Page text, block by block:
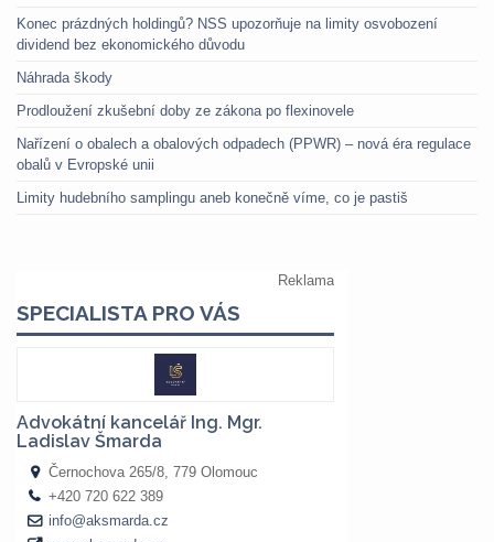
Konec prázdných holdingů? NSS upozorňuje na limity osvobození
dividend bez ekonomického důvodu
Náhrada škody
Prodloužení zkušební doby ze zákona po flexinovele
Nařízení o obalech a obalových odpadech (PPWR) – nová éra regulace
obalů v Evropské unii
Limity hudebního samplingu aneb konečně víme, co je pastiš